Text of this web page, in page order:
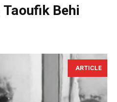
Taoufik Behi
ARTICLE